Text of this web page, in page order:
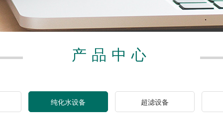
产品中心
纯化水设备 超滤设备